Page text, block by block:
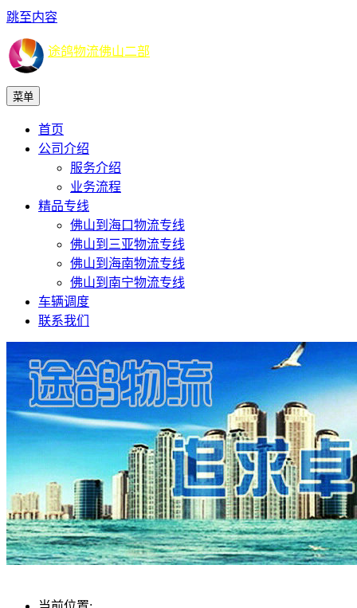
跳至内容
途鸽物流佛山二部
菜单
首页
公司介绍
服务介绍
业务流程
精品专线
佛山到海口物流专线
佛山到三亚物流专线
佛山到海南物流专线
佛山到南宁物流专线
车辆调度
联系我们